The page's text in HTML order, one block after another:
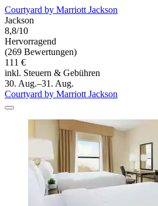
Courtyard by Marriott Jackson
Jackson
8,8/10
Hervorragend
(269 Bewertungen)
111 €
inkl. Steuern & Gebühren
30. Aug.–31. Aug.
Courtyard by Marriott Jackson